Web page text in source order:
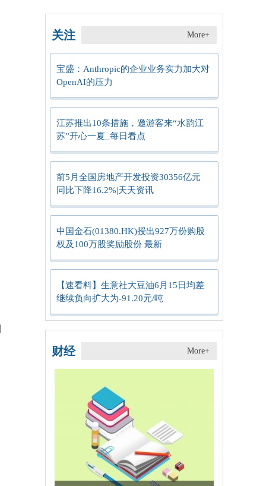
关注 More+
宝盛：Anthropic的企业业务实力加大对
OpenAI的压力
江苏推出10条措施，邀游客来“水韵江
苏”开心一夏_每日看点
前5月全国房地产开发投资30356亿元
同比下降16.2%|天天资讯
中国金石(01380.HK)授出927万份购股
权及100万股奖励股份 最新
【速看料】生意社大豆油6月15日均差
继续负向扩大为-91.20元/吨
财经 More+